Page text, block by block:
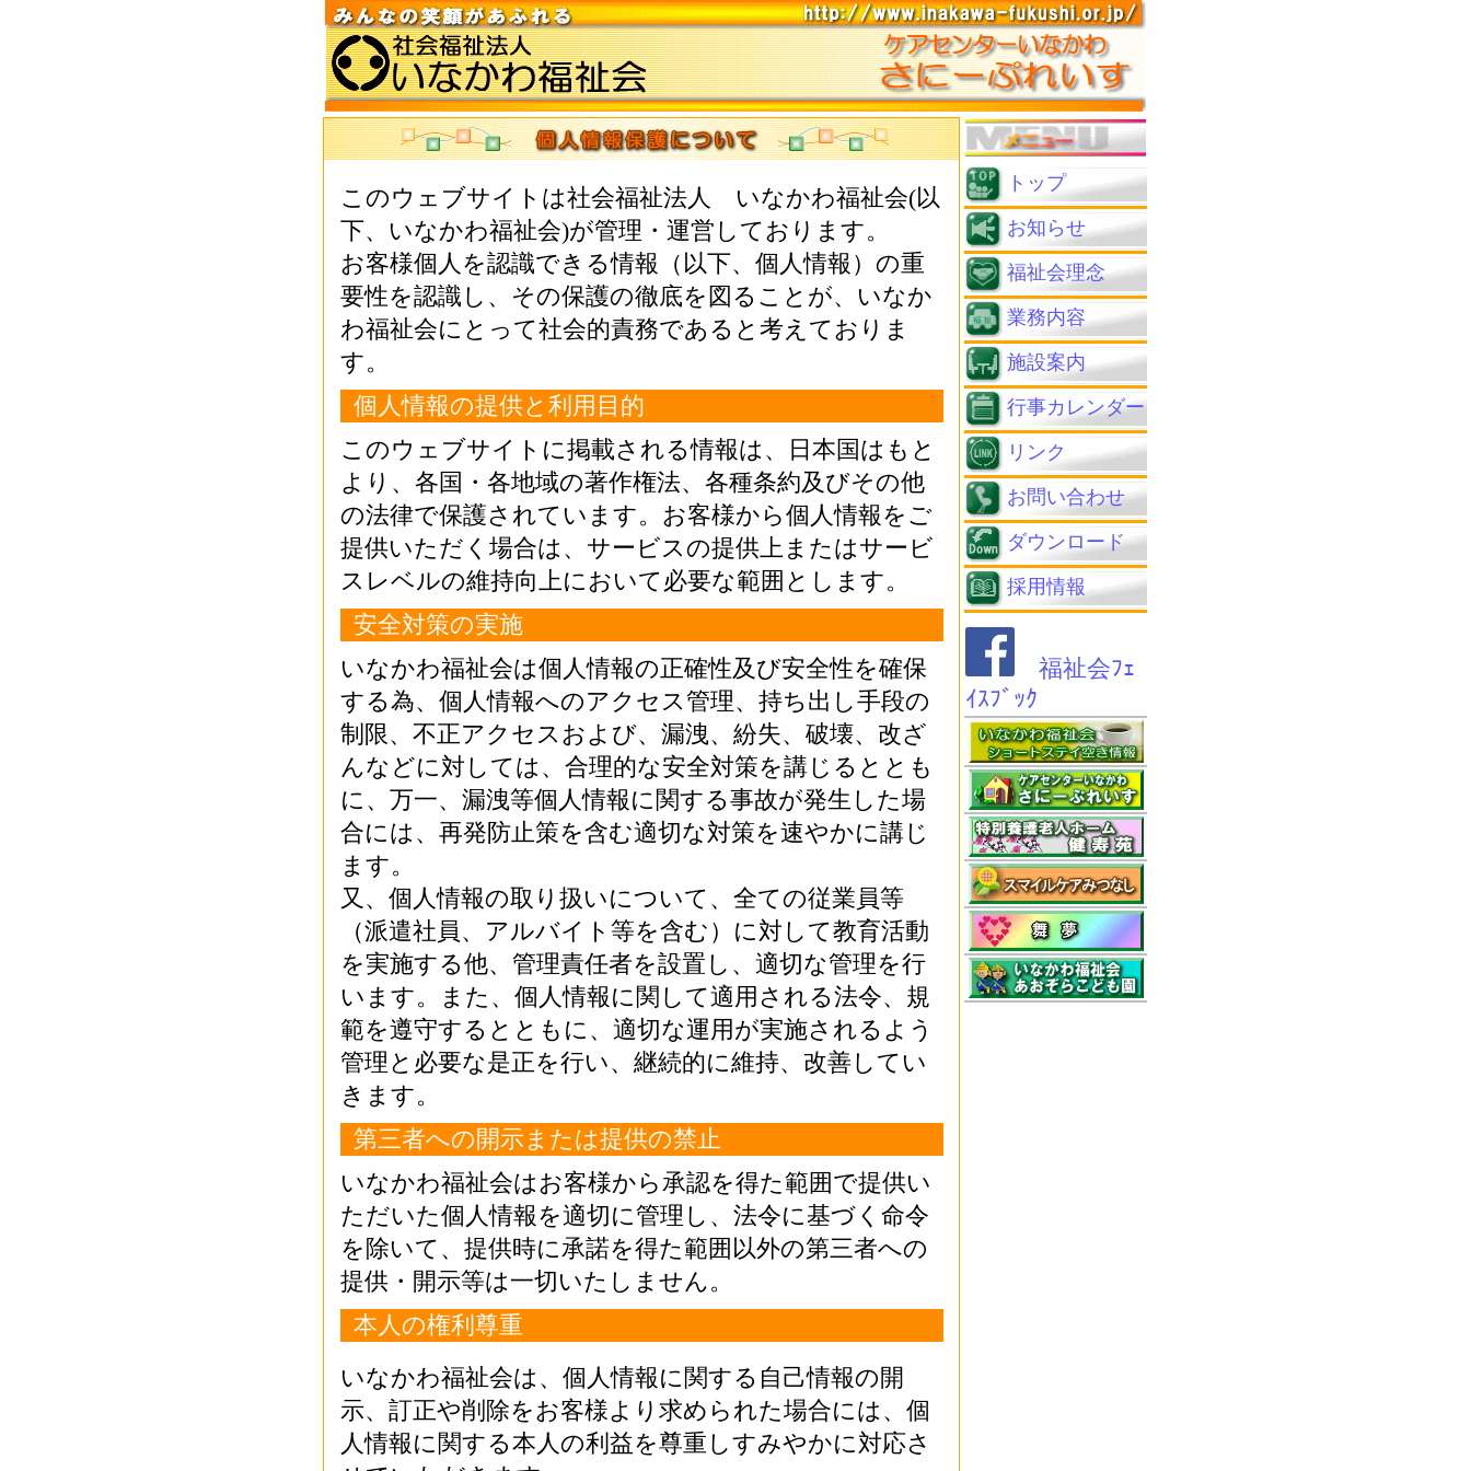
このウェブサイトは社会福祉法人 いなかわ福祉会(以
下、いなかわ福祉会)が管理・運営しております。
お客様個人を認識できる情報（以下、個人情報）の重
要性を認識し、その保護の徹底を図ることが、いなか
わ福祉会にとって社会的責務であると考えておりま
す。
個人情報の提供と利用目的
このウェブサイトに掲載される情報は、日本国はもと
より、各国・各地域の著作権法、各種条約及びその他
の法律で保護されています。お客様から個人情報をご
提供いただく場合は、サービスの提供上またはサービ
スレベルの維持向上において必要な範囲とします。
安全対策の実施
いなかわ福祉会は個人情報の正確性及び安全性を確保
する為、個人情報へのアクセス管理、持ち出し手段の
制限、不正アクセスおよび、漏洩、紛失、破壊、改ざ
んなどに対しては、合理的な安全対策を講じるととも
に、万一、漏洩等個人情報に関する事故が発生した場
合には、再発防止策を含む適切な対策を速やかに講じ
ます。
又、個人情報の取り扱いについて、全ての従業員等
（派遣社員、アルバイト等を含む）に対して教育活動
を実施する他、管理責任者を設置し、適切な管理を行
います。また、個人情報に関して適用される法令、規
範を遵守するとともに、適切な運用が実施されるよう
管理と必要な是正を行い、継続的に維持、改善してい
きます。
第三者への開示または提供の禁止
いなかわ福祉会はお客様から承認を得た範囲で提供い
ただいた個人情報を適切に管理し、法令に基づく命令
を除いて、提供時に承諾を得た範囲以外の第三者への
提供・開示等は一切いたしません。
本人の権利尊重
いなかわ福祉会は、個人情報に関する自己情報の開
示、訂正や削除をお客様より求められた場合には、個
人情報に関する本人の利益を尊重しすみやかに対応さ
トップ
お知らせ
福祉会理念
業務内容
施設案内
行事カレンダー
リンク
お問い合わせ
ダウンロード
採用情報
福祉会ﾌｪ
ｲｽﾌﾞｯｸ